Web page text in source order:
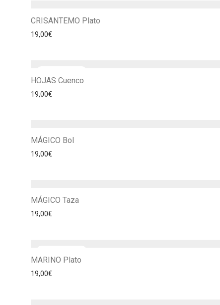
CRISANTEMO Plato
19,00€
HOJAS Cuenco
19,00€
MÁGICO Bol
19,00€
MÁGICO Taza
19,00€
MARINO Plato
19,00€